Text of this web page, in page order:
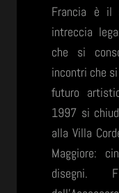
Francia è il
intreccia
che si
incontri che
futuro
1997 si
alla Villa
Maggiore:
disegni.